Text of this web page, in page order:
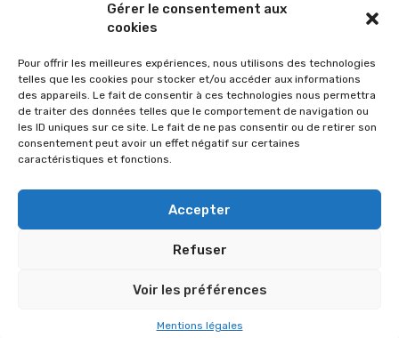
Gérer le consentement aux
cookies
Pour offrir les meilleures expériences, nous utilisons des technologies
telles que les cookies pour stocker et/ou accéder aux informations
des appareils. Le fait de consentir à ces technologies nous permettra
de traiter des données telles que le comportement de navigation ou
les ID uniques sur ce site. Le fait de ne pas consentir ou de retirer son
consentement peut avoir un effet négatif sur certaines
caractéristiques et fonctions.
Accepter
Refuser
Voir les préférences
Mentions légales
TOP-PARENTS 1 avril 2015